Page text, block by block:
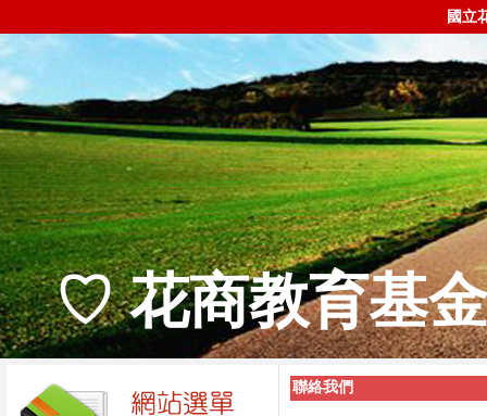
國立
♡ 花商教育基
聯絡我們